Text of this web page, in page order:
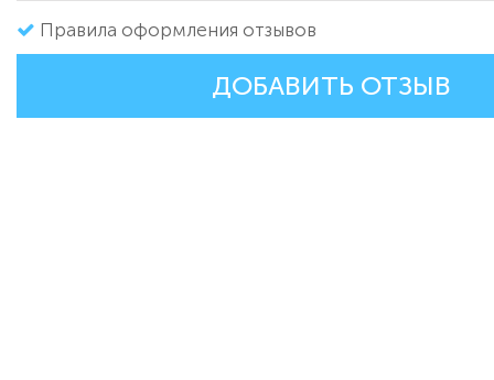
Правила оформления отзывов
ДОБАВИТЬ ОТЗЫВ